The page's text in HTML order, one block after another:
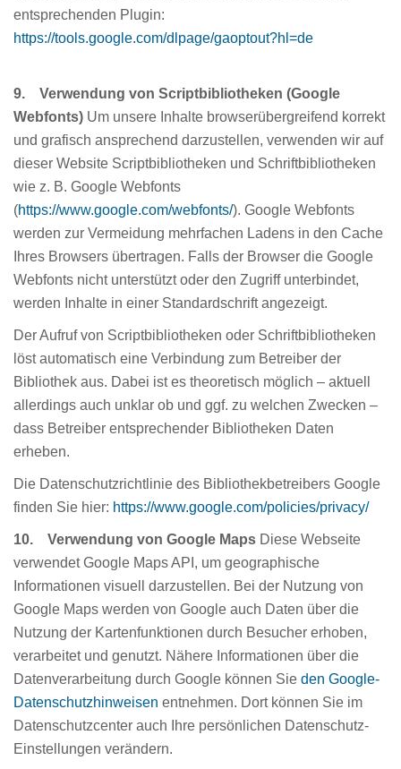
entsprechenden Plugin:
https://tools.google.com/dlpage/gaoptout?hl=de
9. Verwendung von Scriptbibliotheken (Google
Webfonts) Um unsere Inhalte browserübergreifend korrekt
und grafisch ansprechend darzustellen, verwenden wir auf
dieser Website Scriptbibliotheken und Schriftbibliotheken
wie z. B. Google Webfonts
(https://www.google.com/webfonts/). Google Webfonts
werden zur Vermeidung mehrfachen Ladens in den Cache
Ihres Browsers übertragen. Falls der Browser die Google
Webfonts nicht unterstützt oder den Zugriff unterbindet,
werden Inhalte in einer Standardschrift angezeigt.
Der Aufruf von Scriptbibliotheken oder Schriftbibliotheken
löst automatisch eine Verbindung zum Betreiber der
Bibliothek aus. Dabei ist es theoretisch möglich – aktuell
allerdings auch unklar ob und ggf. zu welchen Zwecken –
dass Betreiber entsprechender Bibliotheken Daten
erheben.
Die Datenschutzrichtlinie des Bibliothekbetreibers Google
finden Sie hier: https://www.google.com/policies/privacy/
10. Verwendung von Google Maps Diese Webseite
verwendet Google Maps API, um geographische
Informationen visuell darzustellen. Bei der Nutzung von
Google Maps werden von Google auch Daten über die
Nutzung der Kartenfunktionen durch Besucher erhoben,
verarbeitet und genutzt. Nähere Informationen über die
Datenverarbeitung durch Google können Sie den Google-
Datenschutzhinweisen entnehmen. Dort können Sie im
Datenschutzcenter auch Ihre persönlichen Datenschutz-
Einstellungen verändern.